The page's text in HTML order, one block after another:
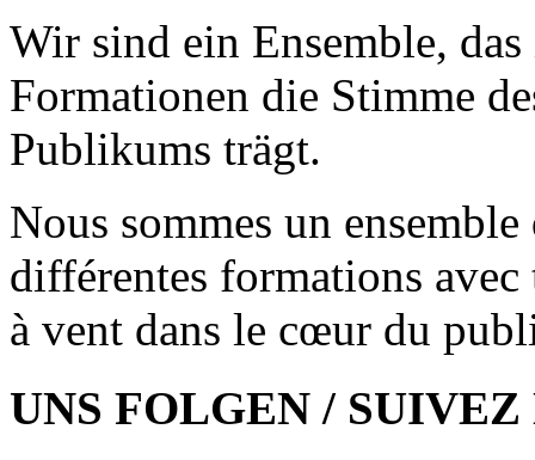
Wir sind ein Ensemble,
Formationen die Stimme
Publikums trägt.
Nous sommes un
différentes formations
à vent dans le cœur du
UNS FOLGEN / SUIVEZ